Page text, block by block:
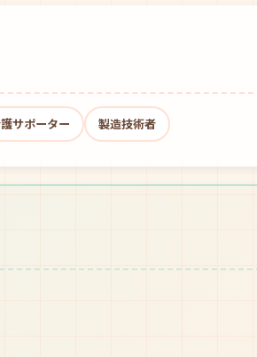
サポーター 製造技術者